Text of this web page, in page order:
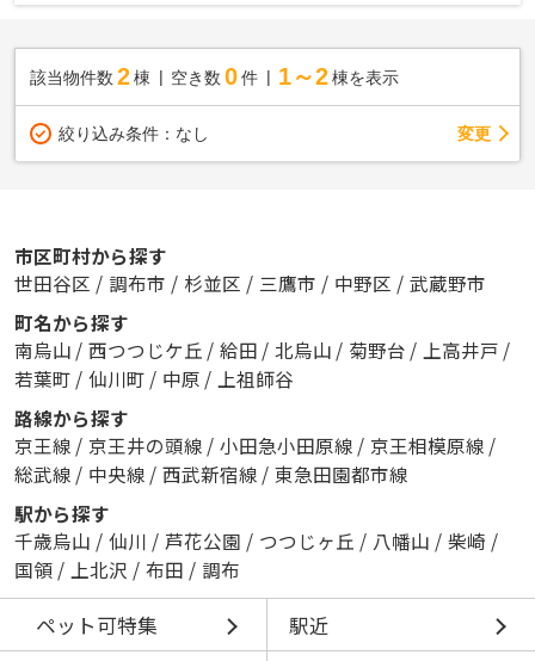
該当物件数 2棟 空き数 0 件 1～2 棟を表示
絞り込み条件： なし 変更
市区町村から探す
世田谷区 / 調布市 / 杉並区 / 三鷹市 / 中野区 / 武蔵野市
町名から探す
南烏山 / 西つつじケ丘 / 給田 / 北烏山 / 菊野台 / 上高井戸 /
若葉町 / 仙川町 / 中原 / 上祖師谷
路線から探す
京王線 / 京王井の頭線 / 小田急小田原線 / 京王相模原線 /
総武線 / 中央線 / 西武新宿線 / 東急田園都市線
駅から探す
千歳烏山 / 仙川 / 芦花公園 / つつじヶ丘 / 八幡山 / 柴崎 /
国領 / 上北沢 / 布田 / 調布
ペット可特集
駅近